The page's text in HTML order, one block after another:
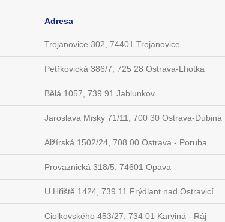
Adresa
Trojanovice 302, 74401 Trojanovice
Petřkovická 386/7, 725 28 Ostrava-Lhotka
Bělá 1057, 739 91 Jablunkov
Jaroslava Misky 71/11, 700 30 Ostrava-Dubina
Alžírská 1502/24, 708 00 Ostrava - Poruba
Provaznická 318/5, 74601 Opava
U Hřiště 1424, 739 11 Frýdlant nad Ostravicí
Ciolkovského 453/27, 734 01 Karviná - Ráj